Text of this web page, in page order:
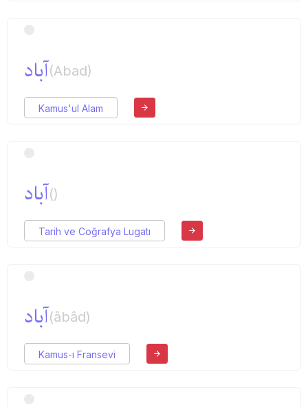
آباد(Abad)
Kamus'ul Alam
آباد()
Tarih ve Coğrafya Lugatı
آباد(âbâd)
Kamus-ı Fransevi